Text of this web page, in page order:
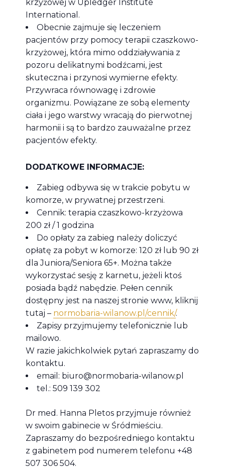
krzyżowej w Upledger Institute
International.
Obecnie zajmuje się leczeniem
pacjentów przy pomocy terapii czaszkowo-
krzyżowej, która mimo oddziaływania z
pozoru delikatnymi bodźcami, jest
skuteczna i przynosi wymierne efekty.
Przywraca równowagę i zdrowie
organizmu. Powiązane ze sobą elementy
ciała i jego warstwy wracają do pierwotnej
harmonii i są to bardzo zauważalne przez
pacjentów efekty.
DODATKOWE INFORMACJE:
Zabieg odbywa się w trakcie pobytu w
komorze, w prywatnej przestrzeni.
Cennik: terapia czaszkowo-krzyżowa
200 zł / 1 godzina
Do opłaty za zabieg należy doliczyć
opłatę za pobyt w komorze: 120 zł lub 90 zł
dla Juniora/Seniora 65+. Można także
wykorzystać sesję z karnetu, jeżeli ktoś
posiada bądź nabędzie. Pełen cennik
dostępny jest na naszej stronie www, kliknij
tutaj – normobaria-wilanow.pl/cennik/.
Zapisy przyjmujemy telefonicznie lub
mailowo.
W razie jakichkolwiek pytań zapraszamy do
kontaktu.
email: biuro@normobaria-wilanow.pl
tel.: 509 139 302
Dr med. Hanna Pletos przyjmuje również
w swoim gabinecie w Śródmieściu.
Zapraszamy do bezpośredniego kontaktu
z gabinetem pod numerem telefonu +48
507 306 504.